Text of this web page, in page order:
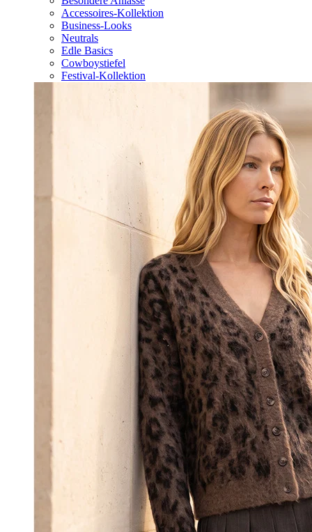
Accessoires-Kollektion
Business-Looks
Neutrals
Edle Basics
Cowboystiefel
Festival-Kollektion